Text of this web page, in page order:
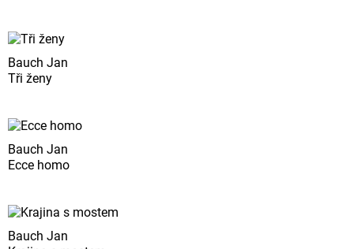
Bauch Jan
Tři ženy
Bauch Jan
Ecce homo
Bauch Jan